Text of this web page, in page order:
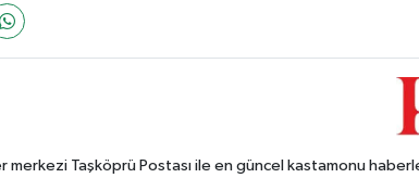
merkezi Taşköprü Postası ile en güncel kastamonu